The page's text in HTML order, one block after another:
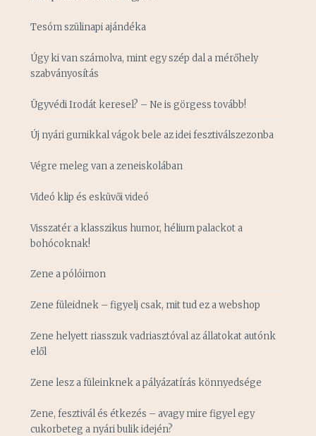
Tesóm szülinapi ajándéka
Úgy ki van számolva, mint egy szép dal a mérőhely
szabványosítás
Ügyvédi Irodát keresel? – Ne is görgess tovább!
Új nyári gumikkal vágok bele az idei fesztiválszezonba
Végre meleg van a zeneiskolában
Videó klip és esküvői videó
Visszatér a klasszikus humor, hélium palackot a
bohócoknak!
Zene a pólóimon
Zene füleidnek – figyelj csak, mit tud ez a webshop
Zene helyett riasszuk vadriasztóval az állatokat autónk
elől
Zene lesz a füleinknek a pályázatírás könnyedsége
Zene, fesztivál és étkezés – avagy mire figyel egy
cukorbeteg a nyári bulik idején?